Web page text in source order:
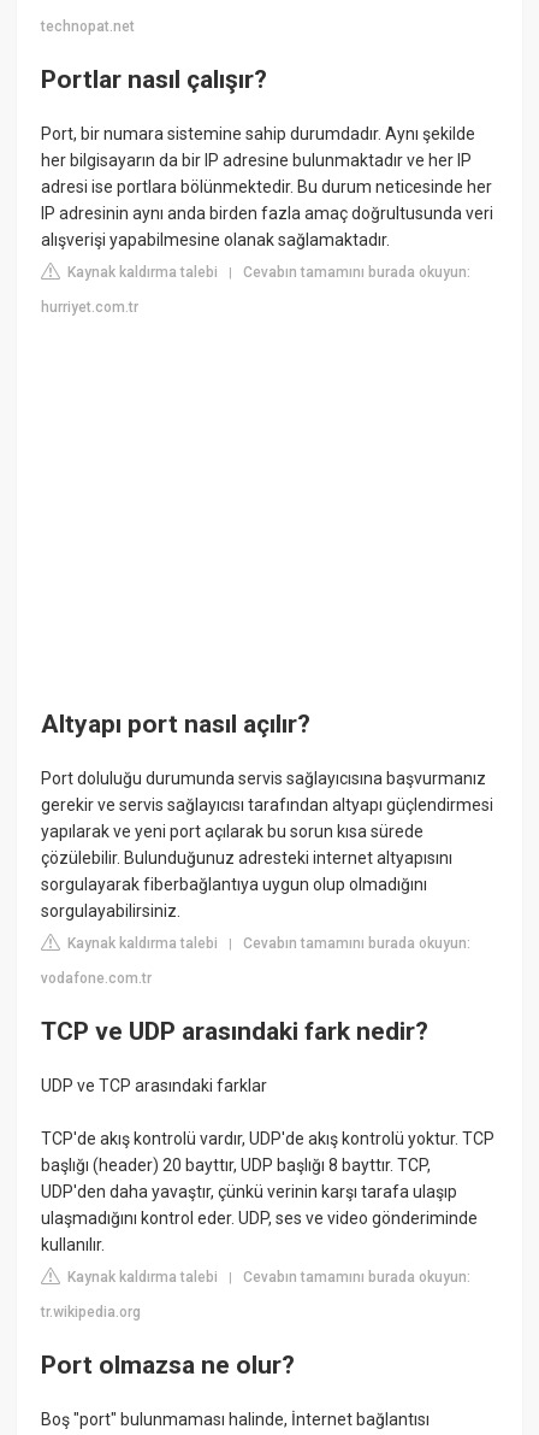
technopat.net
Portlar nasıl çalışır?
Port, bir numara sistemine sahip durumdadır. Aynı şekilde
her bilgisayarın da bir IP adresine bulunmaktadır ve her IP
adresi ise portlara bölünmektedir. Bu durum neticesinde her
IP adresinin aynı anda birden fazla amaç doğrultusunda veri
alışverişi yapabilmesine olanak sağlamaktadır.
Kaynak kaldırma talebi |Cevabın tamamını burada okuyun:
hurriyet.com.tr
Altyapı port nasıl açılır?
Port doluluğu durumunda servis sağlayıcısına başvurmanız
gerekir ve servis sağlayıcısı tarafından altyapı güçlendirmesi
yapılarak ve yeni port açılarak bu sorun kısa sürede
çözülebilir. Bulunduğunuz adresteki internet altyapısını
sorgulayarak fiberbağlantıya uygun olup olmadığını
sorgulayabilirsiniz.
Kaynak kaldırma talebi |Cevabın tamamını burada okuyun:
vodafone.com.tr
TCP ve UDP arasındaki fark nedir?
UDP ve TCP arasındaki farklar
TCP'de akış kontrolü vardır, UDP'de akış kontrolü yoktur. TCP
başlığı (header) 20 bayttır, UDP başlığı 8 bayttır. TCP,
UDP'den daha yavaştır, çünkü verinin karşı tarafa ulaşıp
ulaşmadığını kontrol eder. UDP, ses ve video gönderiminde
kullanılır.
Kaynak kaldırma talebi |Cevabın tamamını burada okuyun:
tr.wikipedia.org
Port olmazsa ne olur?
Boş "port" bulunmaması halinde, İnternet bağlantısı